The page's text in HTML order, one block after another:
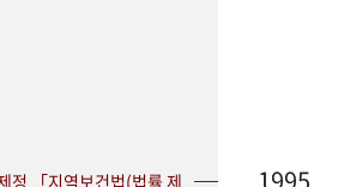
정 「지역보건법(법률 제